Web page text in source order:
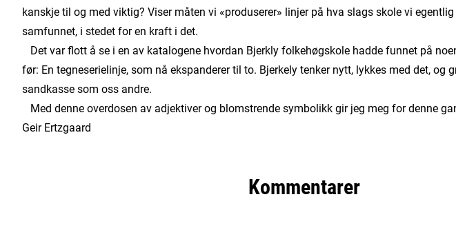
kanskje til og med viktig? Viser måten vi «produserer» linjer på hva slags skole vi
samfunnet, i stedet for en kraft i det.
Det var flott å se i en av katalogene hvordan Bjerkly folkehøgskole hadde funnet på
før: En tegneserielinje, som nå ekspanderer til to. Bjerkely tenker nytt, lykkes med det, og
sandkasse som oss andre.
Med denne overdosen av adjektiver og blomstrende symbolikk gir jeg meg for denne
Geir Ertzgaard
Kommentarer